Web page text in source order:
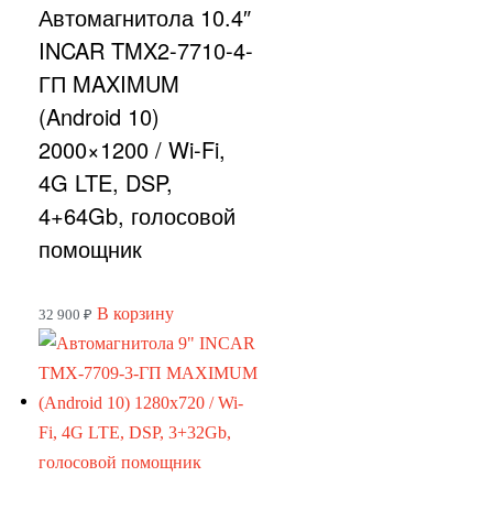
Автомагнитола 10.4″
INCAR TMX2-7710-4-
ГП MAXIMUM
(Android 10)
2000×1200 / Wi-Fi,
4G LTE, DSP,
4+64Gb, голосовой
помощник
32 900 ₽ В корзину